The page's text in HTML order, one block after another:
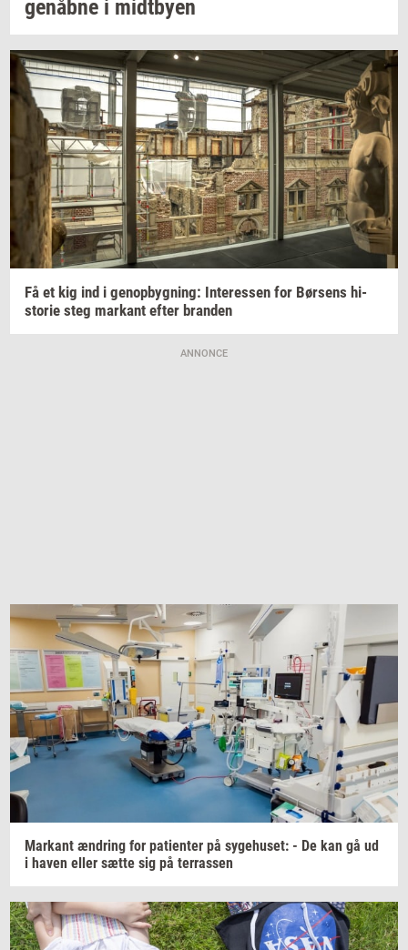
genåb­ne i midt­by­en
Få et kig ind i genop­byg­ning: In­ter­es­sen for Bør­sens hi­
sto­rie steg mar­kant efter bran­den
ANNONCE
Mar­kant æn­dring for pa­tien­ter på sy­ge­hu­set: - De kan gå ud
i haven eller sætte sig på ter­ras­sen